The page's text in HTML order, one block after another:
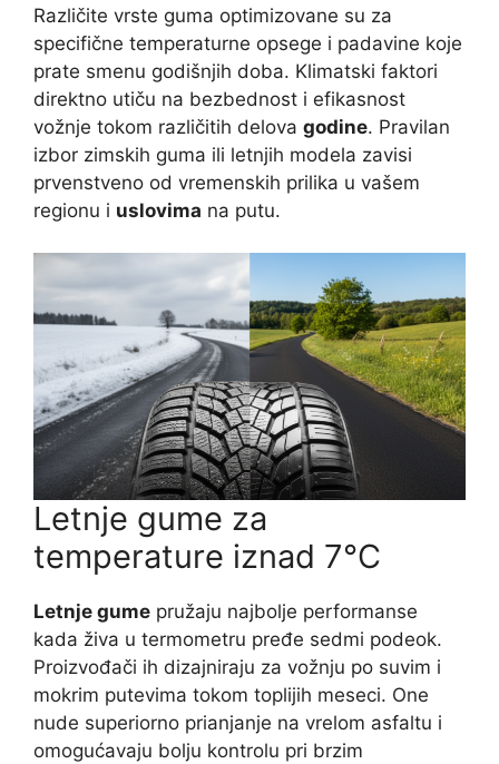
Različite vrste guma optimizovane su za
specifične temperaturne opsege i padavine koje
prate smenu godišnjih doba. Klimatski faktori
direktno utiču na bezbednost i efikasnost
vožnje tokom različitih delova godine. Pravilan
izbor zimskih guma ili letnjih modela zavisi
prvenstveno od vremenskih prilika u vašem
regionu i uslovima na putu.
Letnje gume za
temperature iznad 7°C
Letnje gume pružaju najbolje performanse
kada živa u termometru pređe sedmi podeok.
Proizvođači ih dizajniraju za vožnju po suvim i
mokrim putevima tokom toplijih meseci. One
nude superiorno prianjanje na vrelom asfaltu i
omogućavaju bolju kontrolu pri brzim